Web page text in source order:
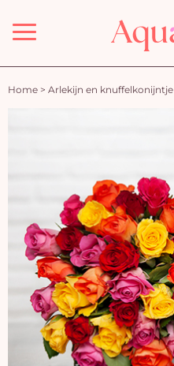
Menu
Home > Arlekijn en knuffelkonijntje